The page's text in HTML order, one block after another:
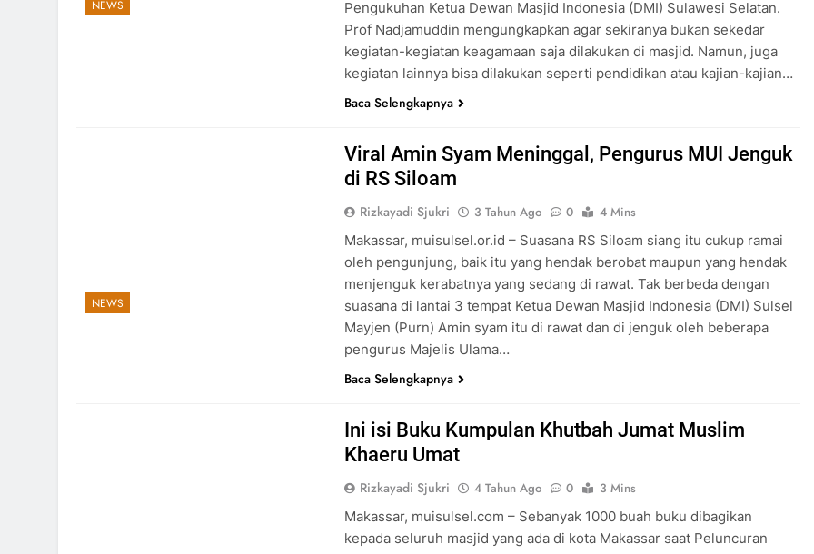
NEWS
Pengukuhan Ketua Dewan Masjid Indonesia (DMI) Sulawesi Selatan.
Prof Nadjamuddin mengungkapkan agar sekiranya bukan sekedar
kegiatan-kegiatan keagamaan saja dilakukan di masjid. Namun, juga
kegiatan lainnya bisa dilakukan seperti pendidikan atau kajian-kajian…
Baca Selengkapnya
NEWS
Viral Amin Syam Meninggal, Pengurus MUI Jenguk
di RS Siloam
Rizkayadi Sjukri 3 Tahun Ago 0
4 Mins
Makassar, muisulsel.or.id – Suasana RS Siloam siang itu cukup ramai
oleh pengunjung, baik itu yang hendak berobat maupun yang hendak
menjenguk kerabatnya yang sedang di rawat. Tak berbeda dengan
suasana di lantai 3 tempat Ketua Dewan Masjid Indonesia (DMI) Sulsel
Mayjen (Purn) Amin syam itu di rawat dan di jenguk oleh beberapa
pengurus Majelis Ulama…
Baca Selengkapnya
Ini isi Buku Kumpulan Khutbah Jumat Muslim
Khaeru Umat
Rizkayadi Sjukri 4 Tahun Ago 0
3 Mins
Makassar, muisulsel.com – Sebanyak 1000 buah buku dibagikan
kepada seluruh masjid yang ada di kota Makassar saat Peluncuran